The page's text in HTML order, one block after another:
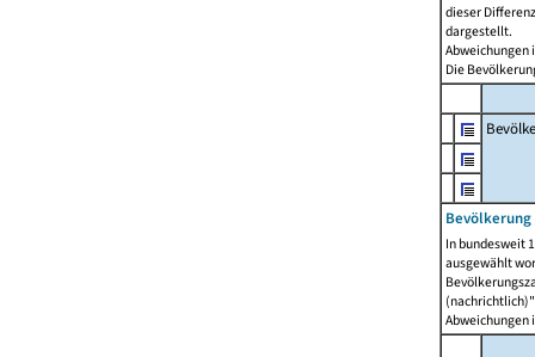
dieser
dargestellt.
Abweichungen
Die
In bundesweit
ausgewählt
Abweichungen